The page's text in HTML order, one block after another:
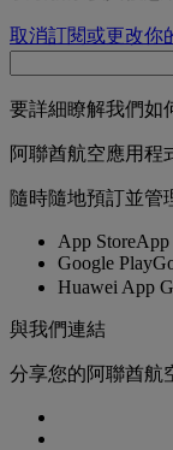
取消訂閱或更改你
要詳細瞭解我們如
阿聯酋航空應用程
隨時隨地預訂並管
App StoreApp
Google Play
Huawei App
與我們連結
分享您的阿聯酋航